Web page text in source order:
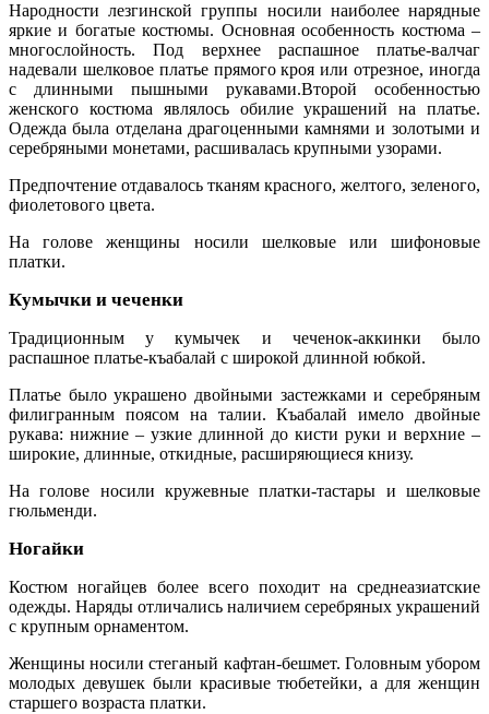
Народности лезгинской группы носили наиболее нарядные
яркие и богатые костюмы. Основная особенность костюма –
многослойность. Под верхнее распашное платье-валчаг
надевали шелковое платье прямого кроя или отрезное, иногда
с длинными пышными рукавами.Второй особенностью
женского костюма являлось обилие украшений на платье.
Одежда была отделана драгоценными камнями и золотыми и
серебряными монетами, расшивалась крупными узорами.
Предпочтение отдавалось тканям красного, желтого, зеленого,
фиолетового цвета.
На голове женщины носили шелковые или шифоновые
платки.
Кумычки и чеченки
Традиционным у кумычек и чеченок-аккинки было
распашное платье-къабалай с широкой длинной юбкой.
Платье было украшено двойными застежками и серебряным
филигранным поясом на талии. Къабалай имело двойные
рукава: нижние – узкие длинной до кисти руки и верхние –
широкие, длинные, откидные, расширяющиеся книзу.
На голове носили кружевные платки-тастары и шелковые
гюльменди.
Ногайки
Костюм ногайцев более всего походит на среднеазиатские
одежды. Наряды отличались наличием серебряных украшений
с крупным орнаментом.
Женщины носили стеганый кафтан-бешмет. Головным убором
молодых девушек были красивые тюбетейки, а для женщин
старшего возраста платки.